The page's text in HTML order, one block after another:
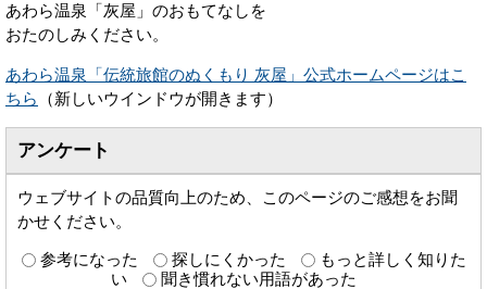
あわら温泉「灰屋」のおもてなしを
おたのしみください。
あわら温泉「伝統旅館のぬくもり 灰屋」公式ホームページはこ
ちら
（新しいウインドウが開きます）
アンケート
ウェブサイトの品質向上のため、このページのご感想をお聞
かせください。
参考になった 探しにくかった
もっと詳しく知りた
い
聞き慣れない用語があった